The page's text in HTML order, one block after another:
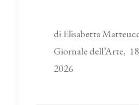
di Elisabetta
Giornale dell’Arte,
2026